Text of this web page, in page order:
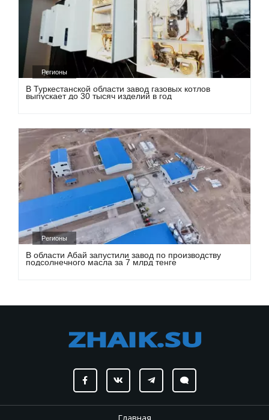
Регионы
В Туркестанской области завод газовых котлов
выпускает до 30 тысяч изделий в год
Регионы
В области Абай запустили завод по производству
подсолнечного масла за 7 млрд тенге